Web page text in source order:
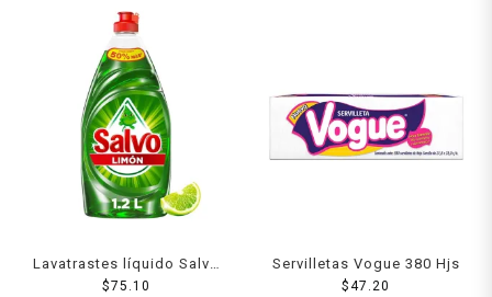
Lavatrastes líquido Salvo
Limón 1.2 l
$75.10
Servilletas Vogue 380 Hjs
$47.20